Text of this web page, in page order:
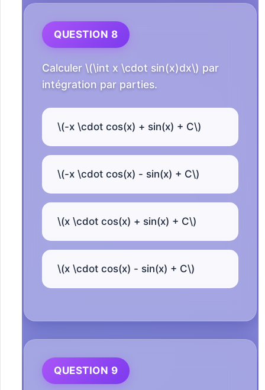
QUESTION 8
Calculer \(\int x \cdot sin(x)dx\) par
intégration par parties.
\(-x \cdot cos(x) + sin(x) + C\)
\(-x \cdot cos(x) - sin(x) + C\)
\(x \cdot cos(x) + sin(x) + C\)
\(x \cdot cos(x) - sin(x) + C\)
QUESTION 9